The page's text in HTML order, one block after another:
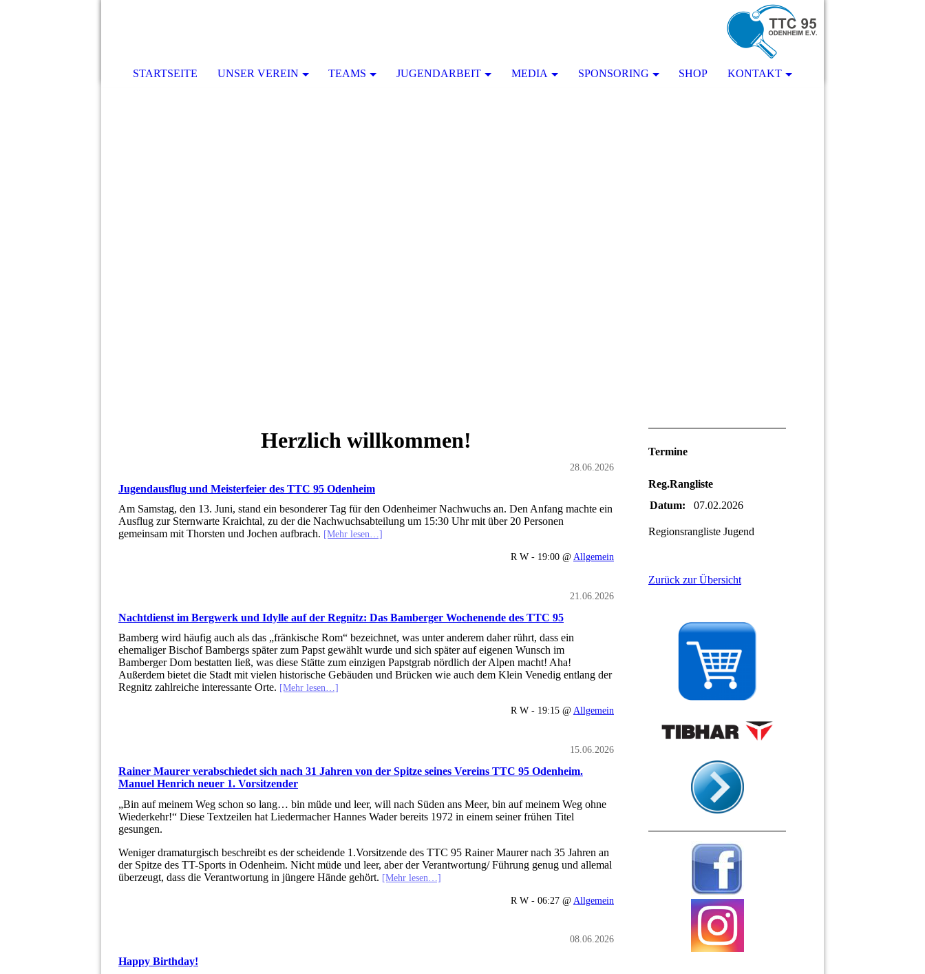
STARTSEITE UNSER VEREIN TEAMS JUGENDARBEIT MEDIA SPONSORING SHOP KONTAKT
Herzlich willkommen!
28.06.2026
Jugendausflug und Meisterfeier des TTC 95 Odenheim
Am Samstag, den 13. Juni, stand ein besonderer Tag für den Odenheimer Nachwuchs an. Den Anfang machte ein
Ausflug zur Sternwarte Kraichtal, zu der die Nachwuchsabteilung um 15:30 Uhr mit über 20 Personen
gemeinsam mit Thorsten und Jochen aufbrach. [Mehr lesen…]
R W - 19:00 @ Allgemein
21.06.2026
Nachtdienst im Bergwerk und Idylle auf der Regnitz: Das Bamberger Wochenende des TTC 95
Bamberg wird häufig auch als das „fränkische Rom“ bezeichnet, was unter anderem daher rührt, dass ein
ehemaliger Bischof Bambergs später zum Papst gewählt wurde und sich später auf eigenen Wunsch im
Bamberger Dom bestatten ließ, was diese Stätte zum einzigen Papstgrab nördlich der Alpen macht! Aha!
Außerdem bietet die Stadt mit vielen historische Gebäuden und Brücken wie auch dem Klein Venedig entlang der
Regnitz zahlreiche interessante Orte. [Mehr lesen…]
R W - 19:15 @Allgemein
15.06.2026
Rainer Maurer verabschiedet sich nach 31 Jahren von der Spitze seines Vereins TTC 95 Odenheim.
Manuel Henrich neuer 1. Vorsitzender
„Bin auf meinem Weg schon so lang… bin müde und leer, will nach Süden ans Meer, bin auf meinem Weg ohne
Wiederkehr!“ Diese Textzeilen hat Liedermacher Hannes Wader bereits 1972 in einem seiner frühen Titel
gesungen.
Weniger dramaturgisch beschreibt es der scheidende 1.Vorsitzende des TTC 95 Rainer Maurer nach 35 Jahren an
der Spitze des TT-Sports in Odenheim. Nicht müde und leer, aber der Verantwortung/ Führung genug und allemal
überzeugt, dass die Verantwortung in jüngere Hände gehört. [Mehr lesen…]
R W - 06:27 @ Allgemein
08.06.2026
Happy Birthday!
Termine
Reg.Rangliste
Datum:
07.02.2026
Regionsrangliste Jugend
Zurück zur Übersicht